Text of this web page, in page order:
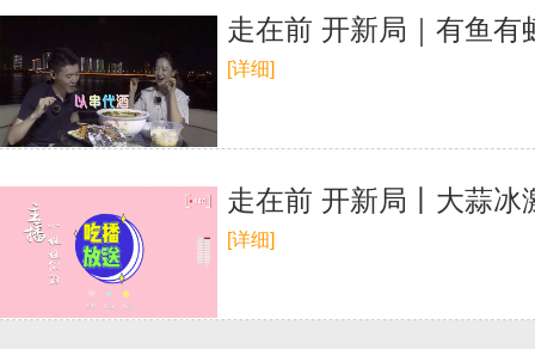
走在前 开新局｜有鱼
[详细]
走在前 开新局丨大蒜冰
[详细]